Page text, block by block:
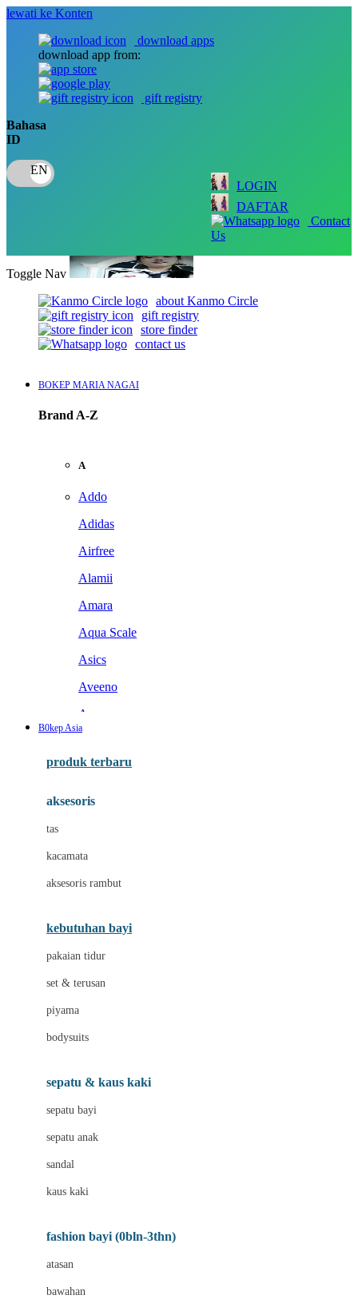
lewati ke Konten
download apps
download app from:
gift registry
Bahasa
ID
LOGIN
DAFTAR
Contact
Us
Toggle Nav
about Kanmo Circle
gift registry
store finder
contact us
BOKEP MARIA NAGAI
Brand A-Z
A
Addo
Adidas
Airfree
Alamii
Amara
Aqua Scale
Asics
Aveeno
Awan
Baabaasheepz
Baby Dove
Baby Jogger
Beauty Barn
Bio Oil
Biolane
Bizzi Growin
Blooming Marvellous
Bravado
B0kep Asia
produk terbaru
aksesoris
tas
kacamata
aksesoris rambut
kebutuhan bayi
pakaian tidur
set & terusan
piyama
bodysuits
sepatu & kaus kaki
sepatu bayi
sepatu anak
sandal
kaus kaki
fashion bayi (0bln-3thn)
atasan
bawahan